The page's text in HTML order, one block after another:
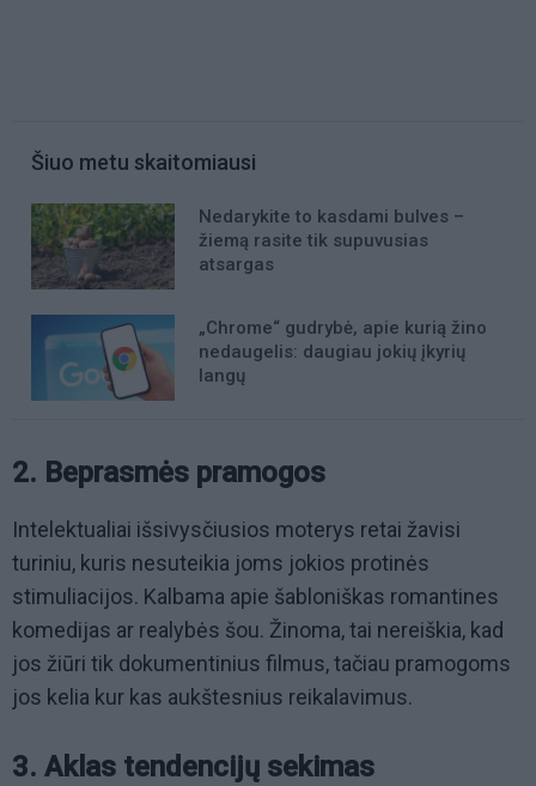
Šiuo metu skaitomiausi
Nedarykite to kasdami bulves –
žiemą rasite tik supuvusias
atsargas
„Chrome“ gudrybė, apie kurią žino
nedaugelis: daugiau jokių įkyrių
langų
2. Beprasmės pramogos
Intelektualiai išsivysčiusios moterys retai žavisi
turiniu, kuris nesuteikia joms jokios protinės
stimuliacijos. Kalbama apie šabloniškas romantines
komedijas ar realybės šou. Žinoma, tai nereiškia, kad
jos žiūri tik dokumentinius filmus, tačiau pramogoms
jos kelia kur kas aukštesnius reikalavimus.
3. Aklas tendencijų sekimas